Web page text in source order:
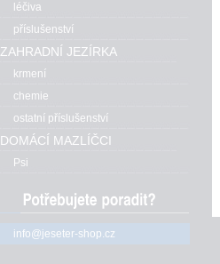
léčiva
příslušenství
ZAHRADNÍ JEZÍRKA
krmení
chemie
ostatní příslušenství
DOMÁCÍ MAZLÍČCI
Psi
info@jeseter-shop.cz